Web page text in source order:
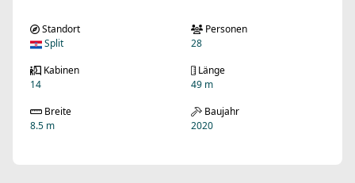
Standort
Split
Personen
28
Kabinen
14
Länge
49 m
Breite
8.5 m
Baujahr
2020